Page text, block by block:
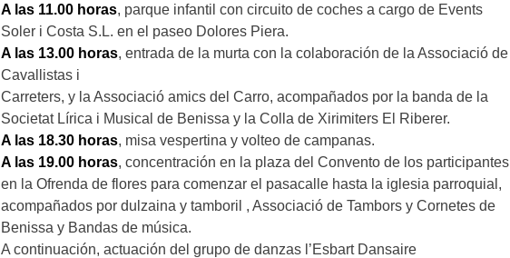
A las 11.00 horas, parque infantil con circuito de coches a cargo de Events
Soler i Costa S.L. en el paseo Dolores Piera.
A las 13.00 horas, entrada de la murta con la colaboración de la Associació de
Cavallistas i
Carreters, y la Associació amics del Carro, acompañados por la banda de la
Societat Lírica i Musical de Benissa y la Colla de Xirimiters El Riberer.
A las 18.30 horas, misa vespertina y volteo de campanas.
A las 19.00 horas, concentración en la plaza del Convento de los participantes
en la Ofrenda de flores para comenzar el pasacalle hasta la iglesia parroquial,
acompañados por dulzaina y tamboril , Associació de Tambors y Cornetes de
Benissa y Bandas de música.
A continuación, actuación del grupo de danzas l’Esbart Dansaire